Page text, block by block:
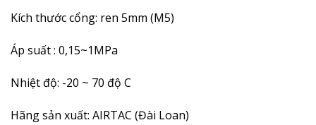
Kích thước cổng: ren 5mm (M5)
Áp suất : 0,15~1MPa
Nhiệt độ: -20 ~ 70 độ C
Hãng sản xuất: AIRTAC (Đài Loan)